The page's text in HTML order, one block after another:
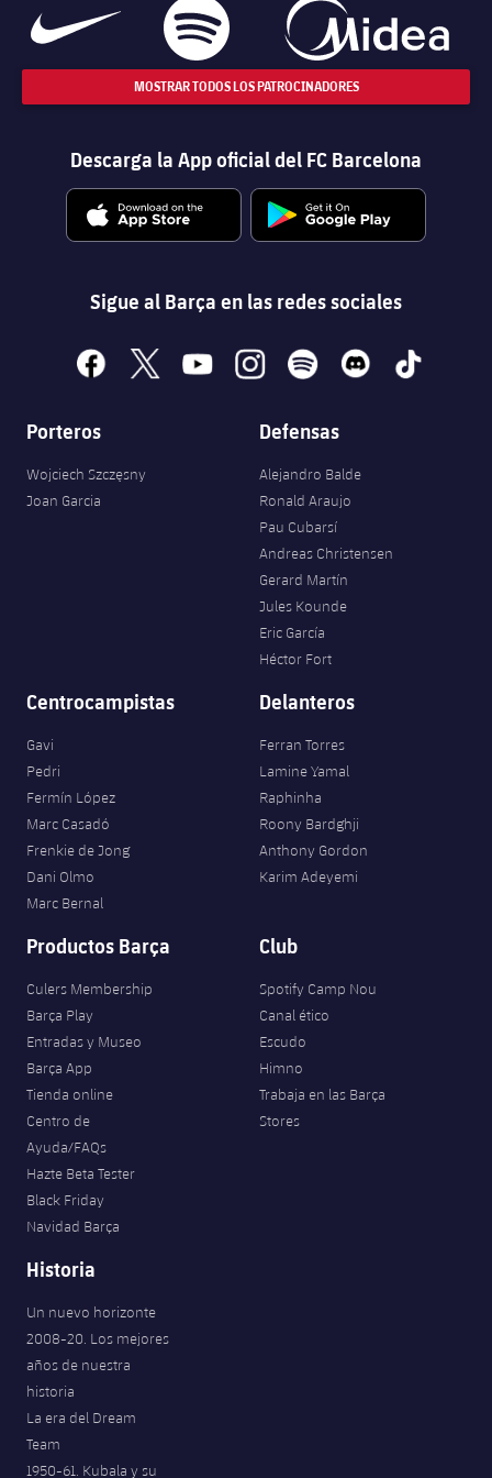
MOSTRAR TODOS LOS PATROCINADORES
Descarga la App oficial del FC Barcelona
Sigue al Barça en las redes sociales
facebook
x youtubeinstagramspotify discord tiktok
Porteros
Wojciech Szczęsny
Joan Garcia
Defensas
Alejandro Balde
Ronald Araujo
Pau Cubarsí
Andreas Christensen
Gerard Martín
Jules Kounde
Eric García
Héctor Fort
Centrocampistas
Gavi
Pedri
Fermín López
Marc Casadó
Frenkie de Jong
Dani Olmo
Marc Bernal
Delanteros
Ferran Torres
Lamine Yamal
Raphinha
Roony Bardghji
Anthony Gordon
Karim Adeyemi
Productos Barça
Culers Membership
Barça Play
Entradas y Museo
Barça App
Tienda online
Centro de
Ayuda/FAQs
Hazte Beta Tester
Black Friday
Navidad Barça
Club
Spotify Camp Nou
Canal ético
Escudo
Himno
Trabaja en las Barça
Stores
Historia
Un nuevo horizonte
2008-20. Los mejores
años de nuestra
historia
La era del Dream
Team
1950-61. Kubala y su